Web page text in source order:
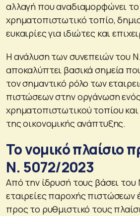
αλλαγή που αναδιαμορφώνει το
χρηματοπιστωτικό τοπίο,
ευκαιρίες για ιδιώτες και
Η ανάλυση των συνεπειών του
αποκαλύπτει βασικά σημεία
τον σημαντικό ρόλο των
πιστώσεων στην οργάνωση
χρηματοπιστωτικού τοπίου
της οικονομικής ανάπτυξης.
Το νομικό πλαίσιο
Ν. 5072/2023
Από την ίδρυσή τους βάσει του
εταιρείες παροχής πιστώσεων
προς το ρυθμιστικό τους